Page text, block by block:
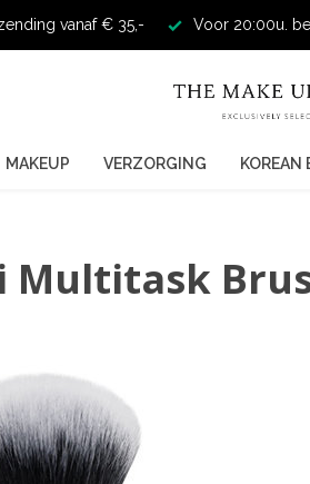
vanaf € 35,- Voor 20:00u.
MAKEUP VERZORGING KOREAN
Multitask